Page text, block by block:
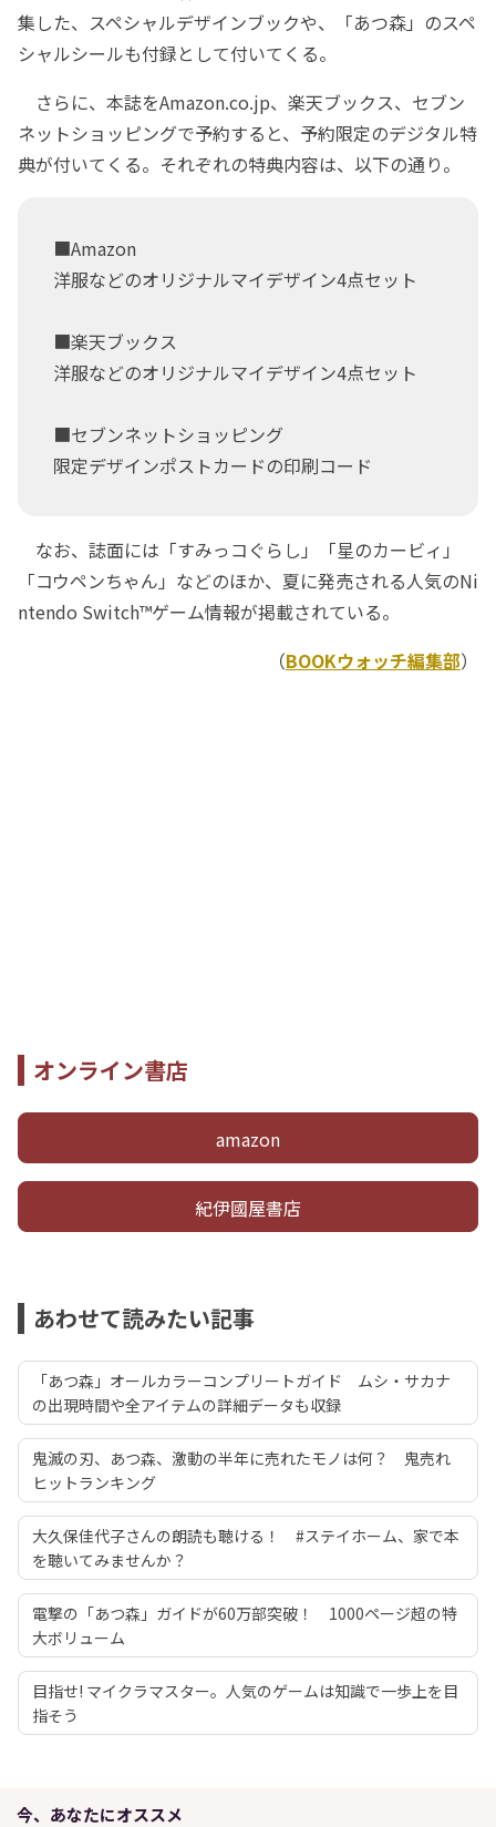
集した、スペシャルデザインブックや、「あつ森」のスペ
シャルシールも付録として付いてくる。
さらに、本誌をAmazon.co.jp、楽天ブックス、セブン
ネットショッピングで予約すると、予約限定のデジタル特
典が付いてくる。それぞれの特典内容は、以下の通り。
■Amazon
洋服などのオリジナルマイデザイン4点セット
■楽天ブックス
洋服などのオリジナルマイデザイン4点セット
■セブンネットショッピング
限定デザインポストカードの印刷コード
なお、誌面には「すみっコぐらし」「星のカービィ」
「コウペンちゃん」などのほか、夏に発売される人気のNi
ntendo Switch™ゲーム情報が掲載されている。
（BOOKウォッチ編集部）
オンライン書店
amazon
紀伊國屋書店
あわせて読みたい記事
「あつ森」オールカラーコンプリートガイド ムシ・サカナ
の出現時間や全アイテムの詳細データも収録
鬼滅の刃、あつ森、激動の半年に売れたモノは何？ 鬼売れ
ヒットランキング
大久保佳代子さんの朗読も聴ける！ #ステイホーム、家で本
を聴いてみませんか？
電撃の「あつ森」ガイドが60万部突破！ 1000ページ超の特
大ボリューム
目指せ! マイクラマスター。人気のゲームは知識で一歩上を目
指そう
今、あなたにオススメ